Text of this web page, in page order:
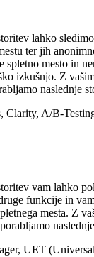
lahko
ter jih
spletno mesto in
izkušnjo. Z
naslednje
Clarity, A/B-
vam lahko
funkcije in
mesta. Z
UET